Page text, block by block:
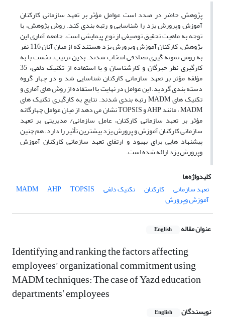
پژوهش حاضر در صدد است عوامل مؤثر بر تعهد سازمانی کارکنان
آموزش وپرورش یزد را شناسایی و رتبه بندی کند. روش پژوهش، با
توجه به ماهیت تحقیق توصیفی از نوع پیمایشی است. جامعه آماری این
پژوهش، کارکنان آموزش وپرورش یزد هستند که از میان آنان 116 نفر
به روش نمونه گیری تصادفی انتخاب شدند. بدین ترتیب، نخست با به
کارگیری نظر خبرگان و کارشناسان و با استفاده از تکنیک دلفی، 35
مؤلفه مؤثر بر تعهد سازمانی کارکنان شناسایی شد و در چهار گروه
دسته بندی گردید. این عوامل در نهایت با استفاده از روش های آماری و
تکنیک های MADM رتبه بندی شدند. نتایج به کارگیری تکنیک های
MADM ، مانند AHP و TOPSIS نشان می دهد از میان عوامل چهارگانه
مؤثر بر تعهد سازمانی کارکنان، عامل سازمانی/ مدیریتی بر تعهد
سازمانی کارکنان آموزش و پرورش یزد بیشترین تأثیر را دارد. هم چنین
پیشنهاد هایی برای بهبود و ارتقای تعهد سازمانی کارکنان آموزش
وپرورش یزد ارائه شده است.
کلیدواژه‌ها
تعهد سازمانی
کارکنان تکنیک دلفی MADM AHP TOPSIS
آموزش وپرورش
عنوان مقاله English
Identifying and ranking the factors affecting
employees’ organizational commitment using
MADM techniques: The case of Yazd education
departmentsʹ employees
نویسندگان English